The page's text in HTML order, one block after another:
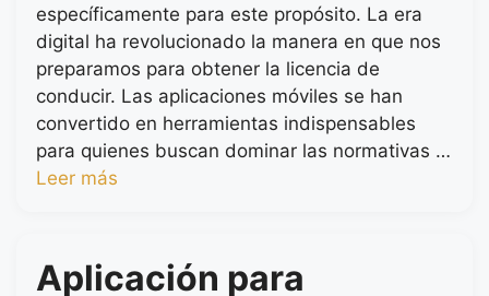
específicamente para este propósito. La era
digital ha revolucionado la manera en que nos
preparamos para obtener la licencia de
conducir. Las aplicaciones móviles se han
convertido en herramientas indispensables
para quienes buscan dominar las normativas …
Leer más
Aplicación para